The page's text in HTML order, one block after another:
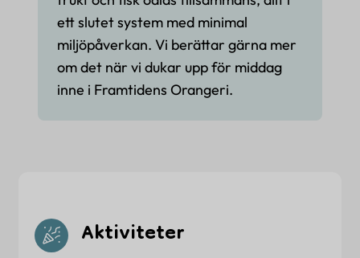
ett slutet system med minimal
miljöpåverkan. Vi berättar gärna mer
om det när vi dukar upp för middag
inne i Framtidens Orangeri.
Aktiviteter